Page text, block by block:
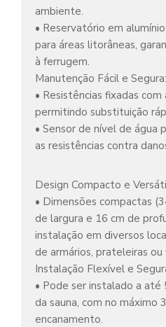
ambiente.
• Reservatório em
para áreas litorâneas,
à ferrugem.
Manutenção Fácil e Segura:
• Resistências fixadas com
permitindo substituição
• Sensor de nível de
as resistências contra
Design Compacto e
• Dimensões compactas
de largura e 16 cm de
instalação em diversos
de armários, prateleiras
Instalação Flexível e
• Pode ser instalado a
da sauna, com no máximo
encanamento.